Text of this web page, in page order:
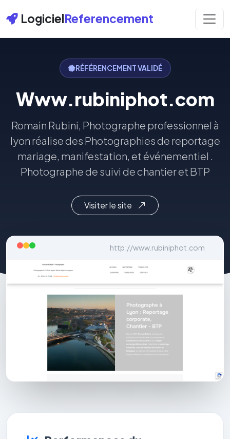
LogicielReferencement
RÉFÉRENCEMENT VALIDÉ
Www.rubiniphot.com
Romain Rubini, Photographe professionnel à
lyon réalise des Photographies de reportage
mariage, manifestation, et événementiel .
Photographe de suivi de chantier et BTP
Visiter le site
http://www.rubiniphot.com